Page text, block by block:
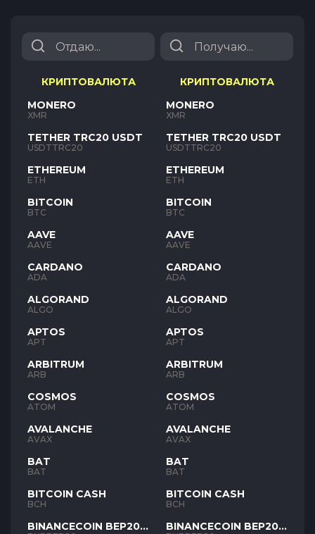
КРИПТОВАЛЮТА
MONERO
XMR
TETHER TRC20 USDT
USDTTRC20
ETHEREUM
ETH
BITCOIN
BTC
AAVE
AAVE
CARDANO
ADA
ALGORAND
ALGO
APTOS
APT
ARBITRUM
ARB
COSMOS
ATOM
AVALANCHE
AVAX
BAT
BAT
BITCOIN CASH
BCH
BINANCECOIN BEP20
КРИПТОВАЛЮТА
MONERO
XMR
TETHER TRC20 USDT
USDTTRC20
ETHEREUM
ETH
BITCOIN
BTC
AAVE
AAVE
CARDANO
ADA
ALGORAND
ALGO
APTOS
APT
ARBITRUM
ARB
COSMOS
ATOM
AVALANCHE
AVAX
BAT
BAT
BITCOIN CASH
BCH
BINANCECOIN BEP20